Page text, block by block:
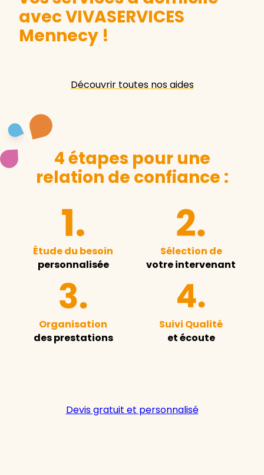
avec VIVASERVICES
Mennecy !
Découvrir toutes nos aides
4 étapes pour une
relation de confiance :
Étude du besoin
personnalisée
Sélection de
votre intervenant
Organisation
des prestations
Suivi Qualité
et écoute
Devis gratuit et personnalisé